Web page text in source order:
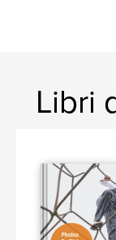
Libri